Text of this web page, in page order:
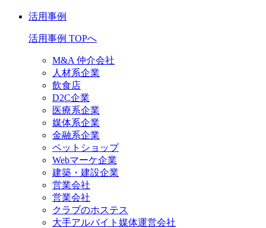
活用事例
活用事例 TOPへ
M&A 仲介会社
人材系企業
飲食店
D2C企業
医療系企業
媒体系企業
金融系企業
ペットショップ
Webマーケ企業
建築・建設企業
営業会社
営業会社
クラブのホステス
大手アルバイト媒体運営会社